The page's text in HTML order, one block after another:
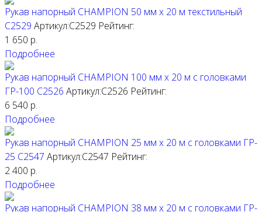
Рукав напорный CHAMPION 50 мм х 20 м текстильный
C2529 Артикул:C2529 Рейтинг:
1 650 р.
Подробнее
Рукав напорный CHAMPION 100 мм х 20 м с головками
ГР-100 C2526 Артикул:C2526 Рейтинг:
6 540 р.
Подробнее
Рукав напорный CHAMPION 25 мм х 20 м с головками ГР-
25 C2547 Артикул:C2547 Рейтинг:
2 400 р.
Подробнее
Рукав напорный CHAMPION 38 мм х 20 м с головками ГР-